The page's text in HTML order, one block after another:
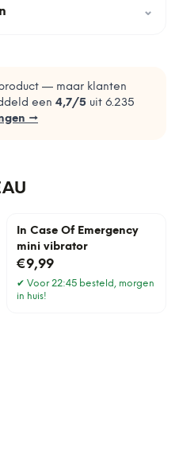
⌄
— maar klanten
een 4,7/5 uit 6.235
→
In Case Of Emergency
mini vibrator
€9,99
✔ Voor 22:45 besteld, morgen
in huis!